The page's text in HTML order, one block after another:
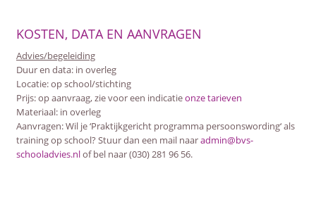
KOSTEN, DATA EN AANVRAGEN
Advies/begeleiding
Duur en data: in overleg
Locatie: op school/stichting
Prijs: op aanvraag, zie voor een indicatieonze tarieven
Materiaal: in overleg
Aanvragen: Wil je ‘Praktijkgericht programma persoonswording‘ als
training op school? Stuur dan een mail naaradmin@bvs-
schooladvies.nlof bel naar (030) 281 96 56.